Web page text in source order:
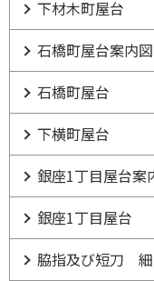
下材木町屋台
石橋町屋台案内図
石橋町屋台
下横町屋台
銀座1丁目屋台案
銀座1丁目屋台
脇指及び短刀